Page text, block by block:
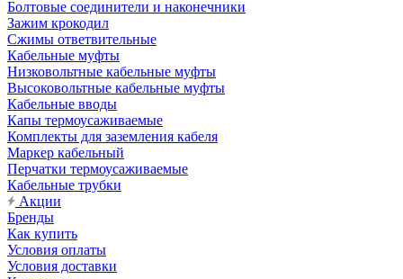
Болтовые соединители и наконечники
Зажим крокодил
Сжимы ответвительные
Кабельные муфты
Низковольтные кабельные муфты
Высоковольтные кабельные муфты
Кабельные вводы
Капы термоусаживаемые
Комплекты для заземления кабеля
Маркер кабельный
Перчатки термоусаживаемые
Кабельные трубки
Акции
Бренды
Как купить
Условия оплаты
Условия доставки